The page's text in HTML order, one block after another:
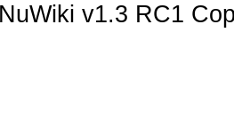
v1.3 RC1